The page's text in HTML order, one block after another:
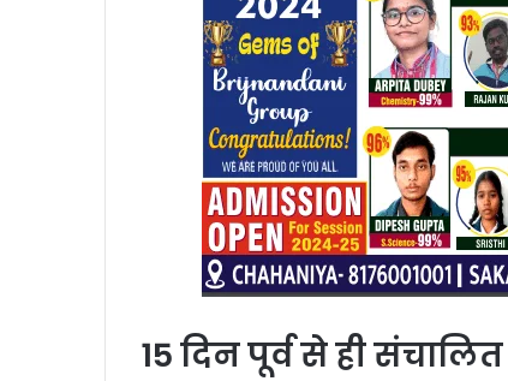
15 दिन पूर्व से ही